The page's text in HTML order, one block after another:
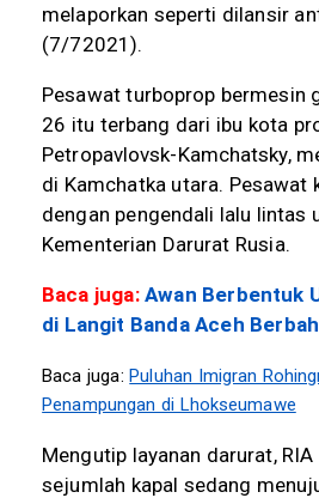
melaporkan seperti dilansir
(7/72021).
Pesawat turboprop bermesin
26 itu terbang dari ibu kota
Petropavlovsk-Kamchatsky,
di Kamchatka utara. Pesawat
dengan pengendali lalu lintas
Kementerian Darurat Rusia.
Baca juga:Awan Berbentuk
di Langit Banda Aceh
Baca juga: Puluhan Imigran
Penampungan di Lhokseumawe
Mengutip layanan darurat,
sejumlah kapal sedang